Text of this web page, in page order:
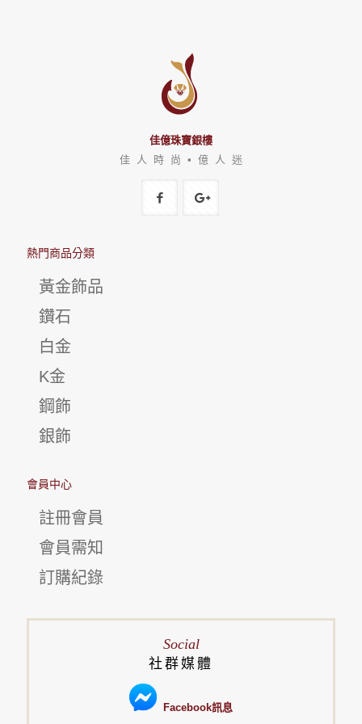
佳億珠寶銀樓
佳 人 時 尚 • 億 人 迷
熱門商品分類
黃金飾品
鑽石
白金
K金
鋼飾
銀飾
會員中心
註冊會員
會員需知
訂購紀錄
Social
社群媒體
Facebook訊息